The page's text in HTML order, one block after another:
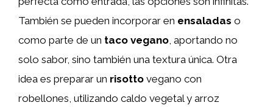
También se pueden incorporar en ensaladas o
como parte de un taco vegano, aportando no
solo sabor, sino también una textura única. Otra
idea es preparar un risotto vegano con
robellones, utilizando caldo vegetal y arroz